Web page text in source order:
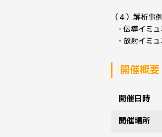
（４）解析事
- 伝導イミ
- 放射イミュ
開催概要
開催日時
開催場所